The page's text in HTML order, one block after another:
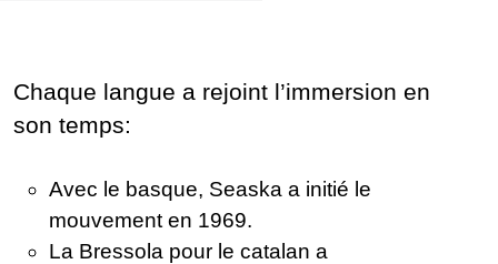
Chaque langue a rejoint l’immersion en
son temps:
Avec le basque, Seaska a initié le
mouvement en 1969.
La Bressola pour le catalan a